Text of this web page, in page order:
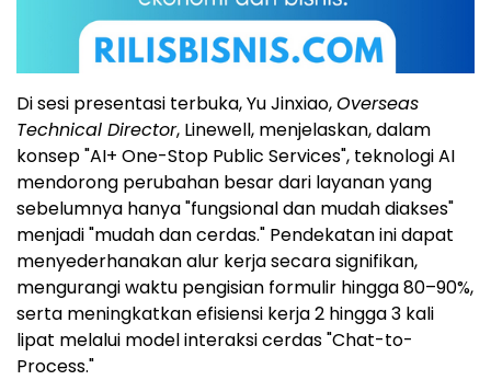
Di sesi presentasi terbuka, Yu Jinxiao,Overseas
Technical Director, Linewell, menjelaskan, dalam
konsep "AI+ One-Stop Public Services", teknologi AI
mendorong perubahan besar dari layanan yang
sebelumnya hanya "fungsional dan mudah diakses"
menjadi "mudah dan cerdas." Pendekatan ini dapat
menyederhanakan alur kerja secara signifikan,
mengurangi waktu pengisian formulir hingga 80–90%,
serta meningkatkan efisiensi kerja 2 hingga 3 kali
lipat melalui model interaksi cerdas "Chat-to-
Process."